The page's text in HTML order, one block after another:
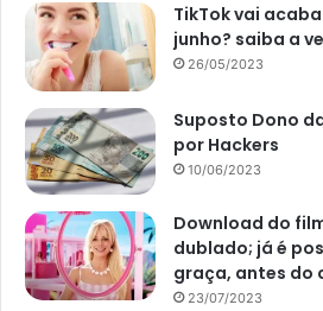
Como fazer decoração de Natal com
Pro
O que usar para dar
leveza
Adicione enfeites natalinos, como
de Natal e laços, para dar um toque
Você também pode usar flores ou
criar um arranjo central bonito e
TikTok vai
junho? saiba a
26/05/2023
Suposto Dono
por Hackers
10/06/2023
Download do
dublado; já é
graça, antes do
23/07/2023